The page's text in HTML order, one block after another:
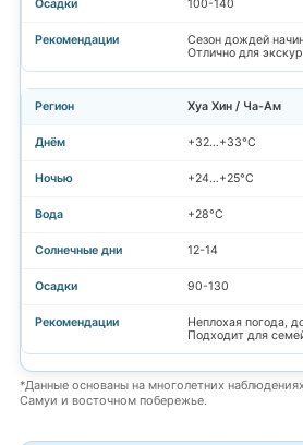
100-140
Сезон дождей
Отлично для
Хуа Хин / Ча-Ам
+32…+33°C
+24…+25°C
+28°C
12-14
90-130
Неплохая погода,
Подходит для
*Данные основаны на многолетних
Самуи и восточном побережье.